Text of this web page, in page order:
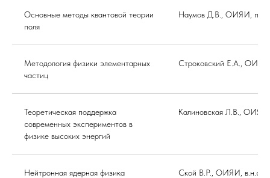
Основные методы квантовой теории
поля
Наумов Д.В., ОИЯИ,
Методология физики элементарных
частиц
Строковский Е.А.,
Теоретическая поддержка
современных экспериментов в
физике высоких энергий
Калиновская Л.В.,
Нейтронная ядерная физика Ской В.Р., ОИЯИ, в.н.с.